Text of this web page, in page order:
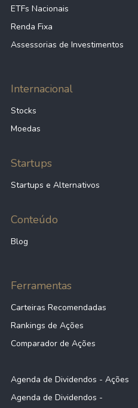
ETFs Nacionais
Renda Fixa
Assessorias de Investimentos
Internacional
Stocks
Moedas
Startups
Startups e Alternativos
Conteúdo
Blog
Ferramentas
Carteiras Recomendadas
Rankings de Ações
Comparador de Ações
Agenda de Dividendos - Ações
Agenda de Dividendos -